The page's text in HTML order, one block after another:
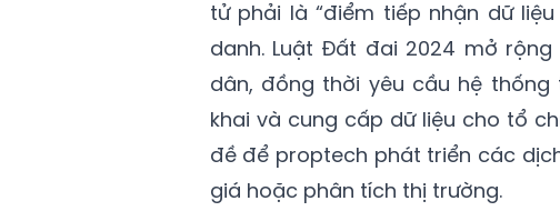
tử phải là “điểm tiếp nhận dữ
danh. Luật Đất đai 2024 mở
dân, đồng thời yêu cầu hệ
khai và cung cấp dữ liệu cho tổ
đề để proptech phát triển các
giá hoặc phân tích thị trường.